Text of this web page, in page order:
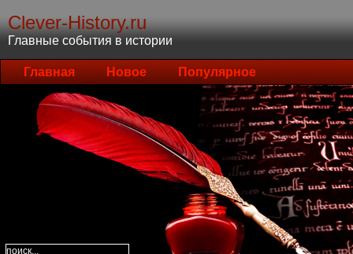
Clever-History.ru
Главные события в истории
Главная Новое Популярное